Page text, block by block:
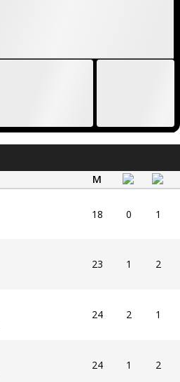
M
18 0 1
23 1 2
24 2 1
24 1 2